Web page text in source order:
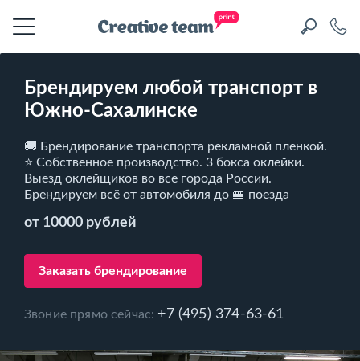
Брендируем любой транспорт в
Южно-Сахалинске
🚚 Брендирование транспорта рекламной пленкой.
⭐ Собственное производство. 3 бокса оклейки.
Выезд оклейщиков во все города России.
Брендируем всё от автомобиля до 🚝 поезда
от 10000 рублей
Заказать брендирование
Звоние прямо сейчас: +7 (495) 374-63-61